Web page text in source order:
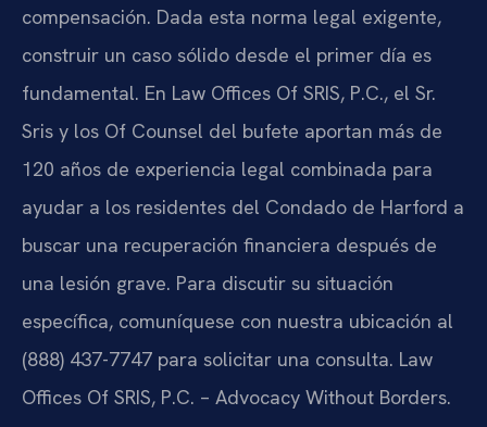
compensación. Dada esta norma legal exigente,
construir un caso sólido desde el primer día es
fundamental. En Law Offices Of SRIS, P.C., el Sr.
Sris y los Of Counsel del bufete aportan más de
120 años de experiencia legal combinada para
ayudar a los residentes del Condado de Harford a
buscar una recuperación financiera después de
una lesión grave. Para discutir su situación
específica, comuníquese con nuestra ubicación al
(888) 437-7747 para solicitar una consulta. Law
Offices Of SRIS, P.C. – Advocacy Without Borders.